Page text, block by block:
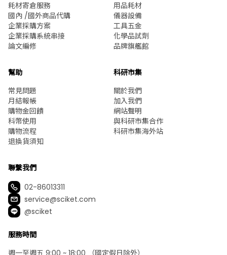
耗材寄倉服務
國內 /國外商品代購
企業採購方案
企業採購系統串接
論文編修
用品耗材
儀器設備
工具五金
化學品試劑
品牌旗艦館
幫助
常見問題
月結報帳
購物金回饋
科幣使用
購物流程
退換貨須知
科研市集
關於我們
加入我們
網站聲明
與科研市集合作
科研市集海外站
聯繫我們
02-86013311
service@sciket.com
@sciket
服務時間
週一至週五 9:00 ~ 18:00 （國定假日除外）